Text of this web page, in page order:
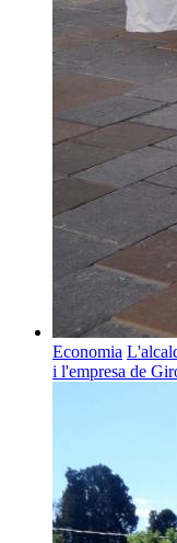
Economia
i l'empresa de